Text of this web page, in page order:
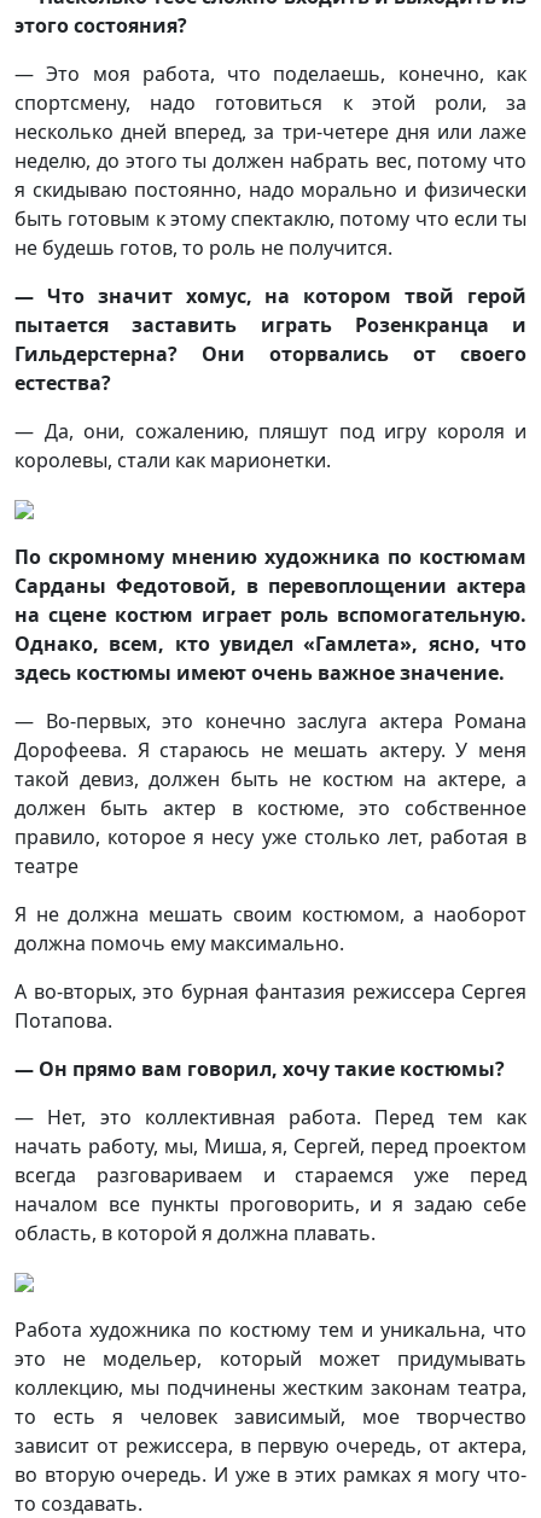
этого состояния?
— Это моя работа, что поделаешь, конечно, как
спортсмену, надо готовиться к этой роли, за
несколько дней вперед, за три-четере дня или лаже
неделю, до этого ты должен набрать вес, потому что
я скидываю постоянно, надо морально и физически
быть готовым к этому спектаклю, потому что если ты
не будешь готов, то роль не получится.
— Что значит хомус, на котором твой герой
пытается заставить играть Розенкранца и
Гильдерстерна? Они оторвались от своего
естества?
— Да, они, сожалению, пляшут под игру короля и
королевы, стали как марионетки.
По скромному мнению художника по костюмам
Сарданы Федотовой, в перевоплощении актера
на сцене костюм играет роль вспомогательную.
Однако, всем, кто увидел «Гамлета», ясно, что
здесь костюмы имеют очень важное значение.
— Во-первых, это конечно заслуга актера Романа
Дорофеева. Я стараюсь не мешать актеру. У меня
такой девиз, должен быть не костюм на актере, а
должен быть актер в костюме, это собственное
правило, которое я несу уже столько лет, работая в
театре
Я не должна мешать своим костюмом, а наоборот
должна помочь ему максимально.
А во-вторых, это бурная фантазия режиссера Сергея
Потапова.
— Он прямо вам говорил, хочу такие костюмы?
— Нет, это коллективная работа. Перед тем как
начать работу, мы, Миша, я, Сергей, перед проектом
всегда разговариваем и стараемся уже перед
началом все пункты проговорить, и я задаю себе
область, в которой я должна плавать.
Работа художника по костюму тем и уникальна, что
это не модельер, который может придумывать
коллекцию, мы подчинены жестким законам театра,
то есть я человек зависимый, мое творчество
зависит от режиссера, в первую очередь, от актера,
во вторую очередь. И уже в этих рамках я могу что-
то создавать.